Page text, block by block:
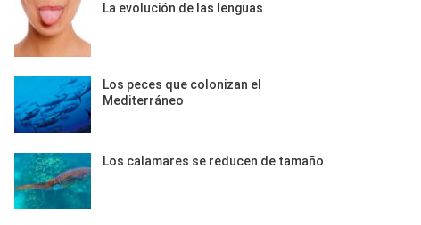
La evolución de las lenguas
Los peces que colonizan el
Mediterráneo
Los calamares se reducen de tamaño